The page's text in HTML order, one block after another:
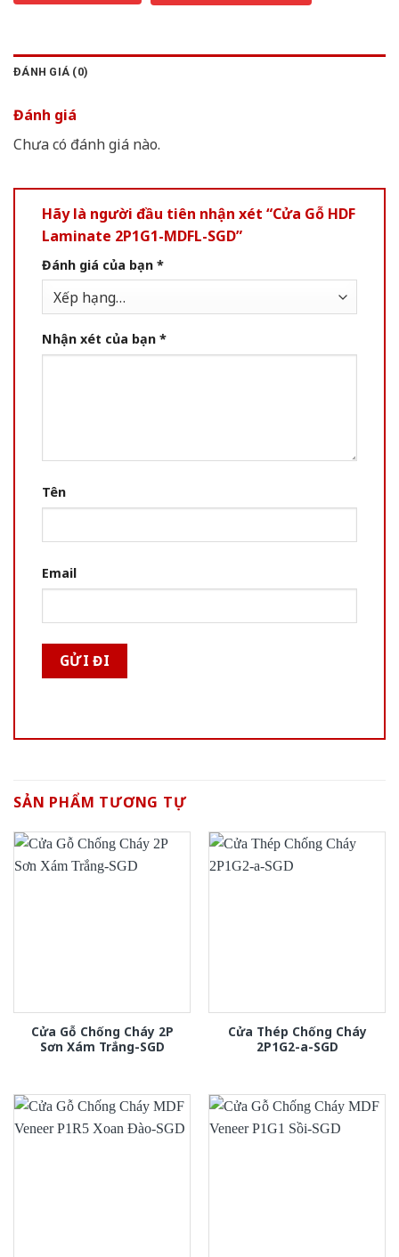
ĐÁNH GIÁ (0)
Đánh giá
Chưa có đánh giá nào.
Hãy là người đầu tiên nhận xét “Cửa Gỗ HDF
Laminate 2P1G1-MDFL-SGD”
Đánh giá của bạn *
Nhận xét của bạn *
Tên
Email
SẢN PHẨM TƯƠNG TỰ
Cửa Gỗ Chống Cháy 2P
Sơn Xám Trắng-SGD
Cửa Thép Chống Cháy
2P1G2-a-SGD